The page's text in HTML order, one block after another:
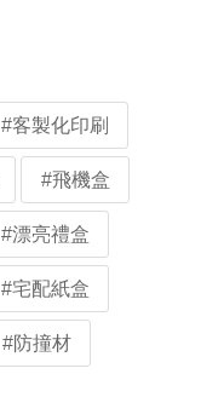
#客製化印刷
#飛機盒
#漂亮禮盒
#宅配紙盒
#防撞材